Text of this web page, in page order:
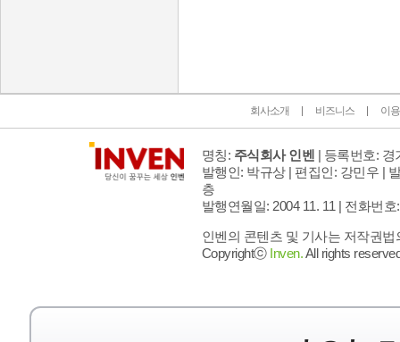
회사소개 비즈니스 이
명칭: 주식회사 인벤 | 등록번호: 경
발행인: 박규상 | 편집인: 강민우 |
층
발행연월일: 2004 11. 11 | 전화번호
인벤의 콘텐츠 및 기사는 저작권
Copyrightⓒ Inven.All rights